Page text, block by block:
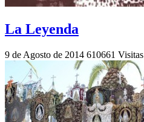
La Leyenda
9 de Agosto de 2014 610661 Visitas